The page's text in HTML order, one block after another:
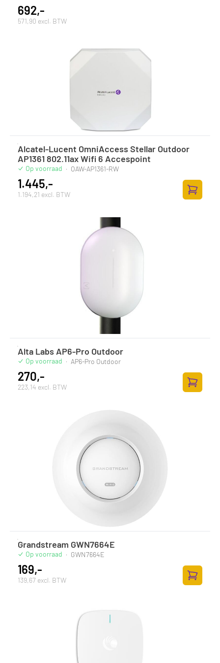
692,-
571,90 excl. BTW
Alcatel-Lucent OmniAccess Stellar Outdoor
AP1361 802.11ax Wifi 6 Accespoint
Op voorraad · OAW-AP1361-RW
1.445,-
1.194,21 excl. BTW
Zum
Alta Labs AP6-Pro Outdoor
Op voorraad · AP6-Pro Outdoor
270,-
223,14 excl. BTW
Zum
Grandstream GWN7664E
Op voorraad · GWN7664E
169,-
139,67 excl. BTW
Zum